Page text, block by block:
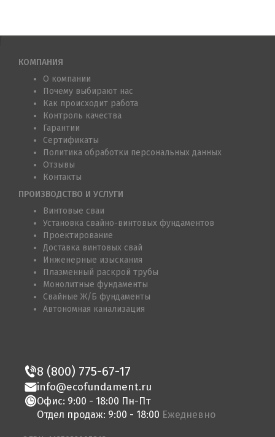
КОМПАНИЯ
О компании
Почему выбирают нас
Как происходит работа
Контроль качества
Гарантии
Сертификаты
Политика обработки персональных данных
Отзывы
Контакты
ПРОИЗВОДСТВО И УСЛУГИ
Винтовые сваи
Установка свайно-винтовых фундаментов
Проектирование
Доставка винтовых свай
Инженерные изыскания
Плазменный раскрой трубы
Монолитные фундаменты
Свайные Ж/Б фундаменты
Автономная канализация
8 (800) 775-67-17
info@ecofundament.ru
Офис: 9:00 - 18:00 Пн-Пт
Отдел продаж: 9:00 - 18:00 Ежедневно